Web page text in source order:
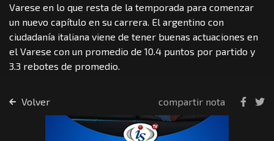
Varese en lo que resta de la temporada para comenzar
un nuevo capítulo en su carrera. El argentino con
ciudadanía italiana viene de tener buenas actuaciones en
el Varese con un promedio de 10.4 puntos por partido y
3.3 rebotes de promedio.
Volver compartir nota